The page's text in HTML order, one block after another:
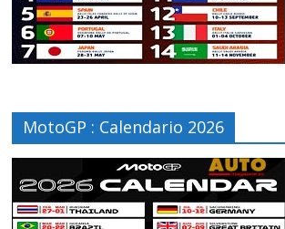
MotoGP : Calendario 2026